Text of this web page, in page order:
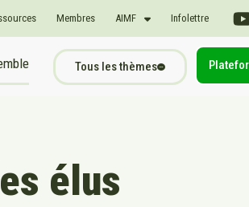
Membres AIMF Infolettre
Tous les thèmes
élus